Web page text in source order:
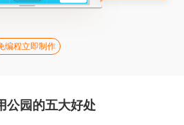
编程立即制作
公园的五大好处